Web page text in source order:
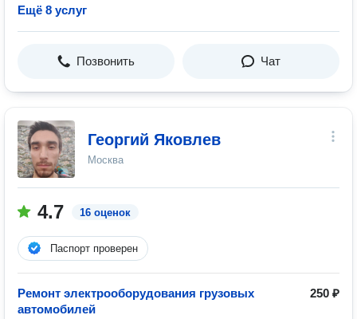
Ещё 8 услуг
Позвонить Чат
Георгий Яковлев
Москва
4.7 16 оценок
Паспорт проверен
Ремонт электрооборудования грузовых
автомобилей
250 ₽